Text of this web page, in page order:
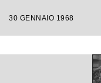
30 GENNAIO 1968